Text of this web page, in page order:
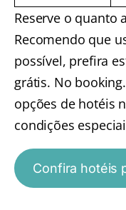
Reserve o quanto
Recomendo que
possível, prefira
grátis. No
opções de hotéis
condições
Confira hotéis